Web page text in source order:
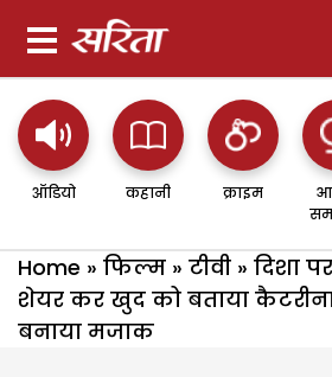
ऑडियो कहानी क्राइम
Home » फिल्म » टीवी » दिशा
शेयर कर खुद को बताया
बनाया मजाक